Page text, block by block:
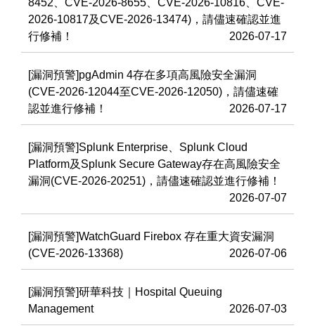
8452、CVE-2026-8655、CVE-2026-10816、CVE-
2026-10817及CVE-2026-13474)，請儘速確認並進
行修補！
2026-07-17
[漏洞預警]pgAdmin 4存在多項高風險安全漏洞
(CVE-2026-12044至CVE-2026-12050)，請儘速確
認並進行修補！
2026-07-17
[漏洞預警]Splunk Enterprise、Splunk Cloud
Platform及Splunk Secure Gateway存在高風險安全
漏洞(CVE-2026-20251)，請儘速確認並進行修補！
2026-07-07
[漏洞預警]WatchGuard Firebox 存在重大資安漏洞
(CVE-2026-13368)
2026-07-06
[漏洞預警]研華科技｜Hospital Queuing
Management
2026-07-03